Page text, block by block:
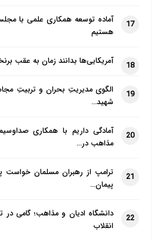
گوشه گوشه ممالک
اسلامی و حتی همین کشور جریان
پای این جریان امروزه
امروزه عزاداری ها و
احاطه کرده است.
این است که، علما
هستند، نه مجری اصلی
آن. درست است که زندگی و مشی
17
آماده توسعه همکاری علمی با
هستیم
18 آمریکایی‌ها بدانند زمان به عقب
19
الگوی مدیریتِ بحران و تربیتِ
شهید…
20
آمادگی داریم با همکاری
مذاهب در…
21
ترامپ از رهبران مسلمان خواست
پیمان…
22
دانشگاه ادیان و مذاهب؛ گامی در
انقلاب